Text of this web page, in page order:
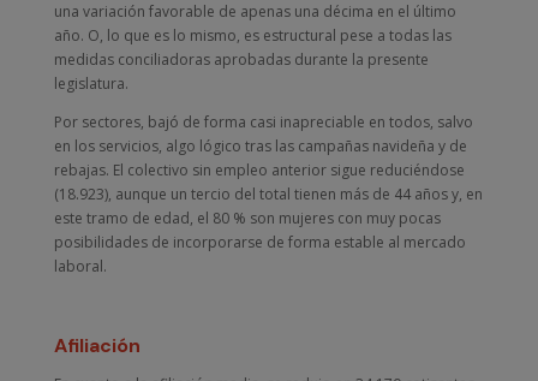
una variación favorable de apenas una décima en el último
año. O, lo que es lo mismo, es estructural pese a todas las
medidas conciliadoras aprobadas durante la presente
legislatura.
Por sectores, bajó de forma casi inapreciable en todos, salvo
en los servicios, algo lógico tras las campañas navideña y de
rebajas. El colectivo sin empleo anterior sigue reduciéndose
(18.923), aunque un tercio del total tienen más de 44 años y, en
este tramo de edad, el 80 % son mujeres con muy pocas
posibilidades de incorporarse de forma estable al mercado
laboral.
Afiliación